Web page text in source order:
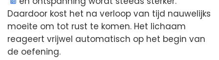
Daardoor kost het na verloop van tijd nauwelijks
moeite om tot rust te komen. Het lichaam
reageert vrijwel automatisch op het begin van
de oefening.